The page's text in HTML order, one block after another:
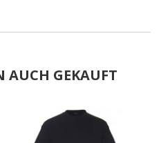
AUCH GEKAUFT